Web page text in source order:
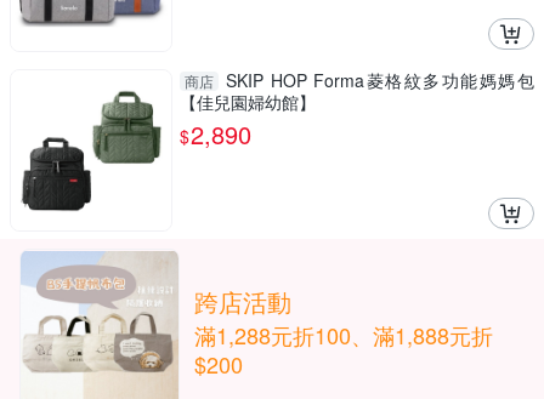
商店 SKIP HOP Forma菱格紋多功能媽媽包
【佳兒園婦幼館】
$2,890
跨店活動
滿1,288元折100、滿1,888元折
$200